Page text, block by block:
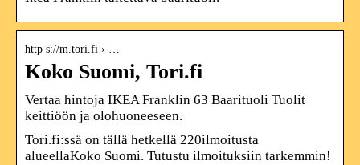
http s://m.tori.fi › …
Koko Suomi, Tori.fi
Vertaa hintoja IKEA Franklin 63 Baarituoli Tuolit
keittiöön ja olohuoneeseen.
Tori.fi:ssä on tällä hetkellä 220ilmoitusta
alueellaKoko Suomi. Tutustu ilmoituksiin tarkemmin!